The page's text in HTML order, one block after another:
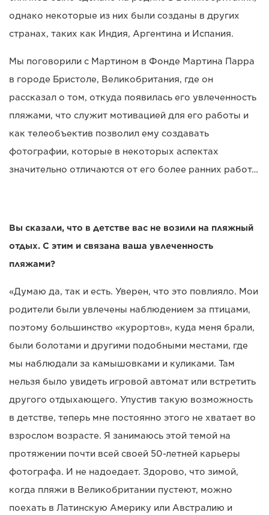
однако некоторые из них были созданы в других
странах, таких как Индия, Аргентина и Испания.
Мы поговорили с Мартином в Фонде Мартина Парра
в городе Бристоле, Великобритания, где он
рассказал о том, откуда появилась его увлеченность
пляжами, что служит мотивацией для его работы и
как телеобъектив позволил ему создавать
фотографии, которые в некоторых аспектах
значительно отличаются от его более ранних работ…
Вы сказали, что в детстве вас не возили на пляжный
отдых. С этим и связана ваша увлеченность
пляжами?
«Думаю да, так и есть. Уверен, что это повлияло. Мои
родители были увлечены наблюдением за птицами,
поэтому большинство «курортов», куда меня брали,
были болотами и другими подобными местами, где
мы наблюдали за камышовками и куликами. Там
нельзя было увидеть игровой автомат или встретить
другого отдыхающего. Упустив такую возможность
в детстве, теперь мне постоянно этого не хватает во
взрослом возрасте. Я занимаюсь этой темой на
протяжении почти всей своей 50-летней карьеры
фотографа. И не надоедает. Здорово, что зимой,
когда пляжи в Великобритании пустеют, можно
поехать в Латинскую Америку или Австралию и